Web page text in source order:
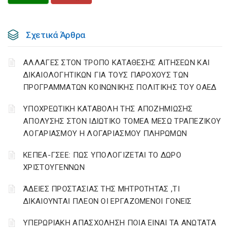
Σχετικά Άρθρα
ΑΛΛΑΓΕΣ ΣΤΟΝ ΤΡΟΠΟ ΚΑΤΑΘΕΣΗΣ ΑΙΤΗΣΕΩΝ ΚΑΙ
ΔΙΚΑΙΟΛΟΓΗΤΙΚΩΝ ΓΙΑ ΤΟΥΣ ΠΑΡΟΧΟΥΣ ΤΩΝ
ΠΡΟΓΡΑΜΜΑΤΩΝ ΚΟΙΝΩΝΙΚΗΣ ΠΟΛΙΤΙΚΗΣ ΤΟΥ ΟΑΕΔ
YΠΟΧΡΕΩΤΙΚΗ ΚΑΤΑΒΟΛΗ ΤΗΣ ΑΠΟΖΗΜΙΩΣΗΣ
ΑΠΟΛΥΣΗΣ ΣΤΟΝ ΙΔΙΩΤΙΚΟ ΤΟΜΕΑ ΜΕΣΩ ΤΡΑΠΕΖΙΚΟΥ
ΛΟΓΑΡΙΑΣΜΟΥ Η ΛΟΓΑΡΙΑΣΜΟΥ ΠΛΗΡΩΜΩΝ
ΚΕΠΕΑ-ΓΣΕΕ: ΠΩΣ ΥΠΟΛΟΓΙΖΕΤΑΙ ΤΟ ΔΩΡΟ
ΧΡΙΣΤΟΥΓΕΝΝΩΝ
ΆΔΕΙΕΣ ΠΡΟΣΤΑΣΙΑΣ ΤΗΣ ΜΗΤΡΟΤΗΤΑΣ ,ΤΙ
ΔΙΚΑΙΟΥΝΤΑΙ ΠΛΕΟΝ ΟΙ ΕΡΓΑΖΟΜΕΝΟΙ ΓΟΝΕΙΣ
ΥΠΕΡΩΡΙΑΚΗ ΑΠΑΣΧΟΛΗΣΗ ΠΟΙΑ ΕΙΝΑΙ ΤΑ ΑΝΩΤΑΤΑ